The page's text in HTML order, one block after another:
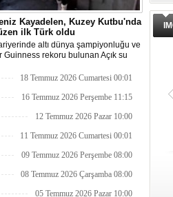
Kayadelen, Kuzey Kutbu'nda
ilk Türk oldu
altı dünya şampiyonluğu ve
Guinness rekoru bulunan Açık su
Arktik sularda 1200 metre
18 Temmuz 2026 Cumartesi 00:01
16 Temmuz 2026 Perşembe 11:15
12 Temmuz 2026 Pazar 10:00
11 Temmuz 2026 Cumartesi 00:01
09 Temmuz 2026 Perşembe 08:00
08 Temmuz 2026 Çarşamba 08:00
05 Temmuz 2026 Pazar 10:00